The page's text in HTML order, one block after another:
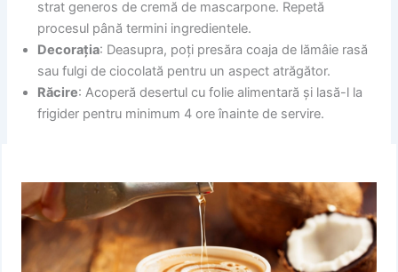
strat generos de cremă de mascarpone. Repetă
procesul până termini ingredientele.
Decorația: Deasupra, poți presăra coaja de lămâie rasă
sau fulgi de ciocolată pentru un aspect atrăgător.
Răcire: Acoperă desertul cu folie alimentară și lasă-l la
frigider pentru minimum 4 ore înainte de servire.